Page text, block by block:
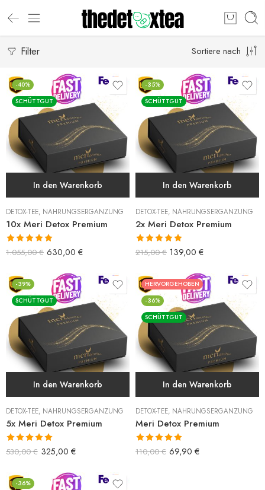
Filter Sortiere nach
-40%
SCHÜTTGUT
In den Warenkorb
DETOX-TEE, NAHRUNGSERGÄNZUNG
10x Meri Detox Premium
Bewertet mit
1.055,00€ 630,00 €
-35%
SCHÜTTGUT
In den Warenkorb
DETOX-TEE, NAHRUNGSERGÄNZUNG
2x Meri Detox Premium
Bewertet mit
215,00€ 139,00 €
-39%
SCHÜTTGUT
In den Warenkorb
DETOX-TEE, NAHRUNGSERGÄNZUNG
5x Meri Detox Premium
Bewertet mit
530,00€ 325,00 €
HERVORGEHOBEN
-36%
SCHÜTTGUT
In den Warenkorb
DETOX-TEE, NAHRUNGSERGÄNZUNG
Meri Detox Premium
Bewertet mit
110,00€ 69,90 €
-36%